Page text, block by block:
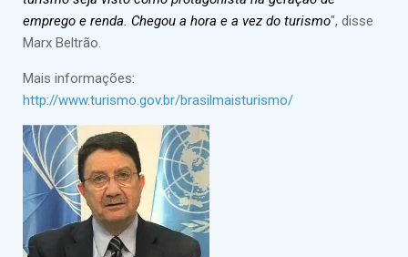
emprego e renda. Chegou a hora e a vez do turismo", disse
Marx Beltrão.
Mais informações:
http://www.turismo.gov.br/brasilmaisturismo/